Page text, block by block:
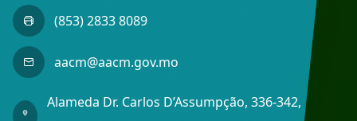
(853) 2833 8089
aacm@aacm.gov.mo
Alameda Dr. Carlos D’Assumpção, 336-342,